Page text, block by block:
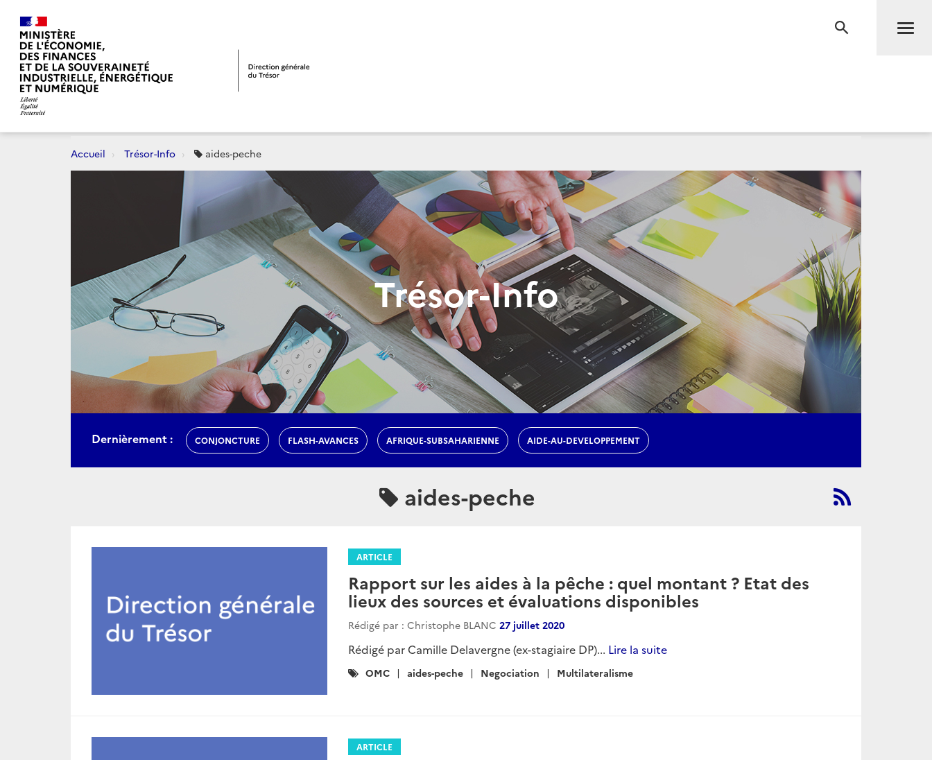
RECHERCHE
Accueil Trésor-Info aides-peche
Trésor-Info
Dernièrement : CONJONCTURE FLASH-AVANCES AFRIQUE-SUBSAHARIENNE AIDE-AU-DEVELOPPEMENT
aides-peche
ARTICLE
Rapport sur les aides à la pêche : quel montant ? Etat des
lieux des sources et évaluations disponibles
Rédigé par : Christophe BLANC 27 juillet 2020
Rédigé par Camille Delavergne (ex-stagiaire DP)... Lire la suite
Catégories
OMC aides-peche Negociation Multilateralisme
ARTICLE